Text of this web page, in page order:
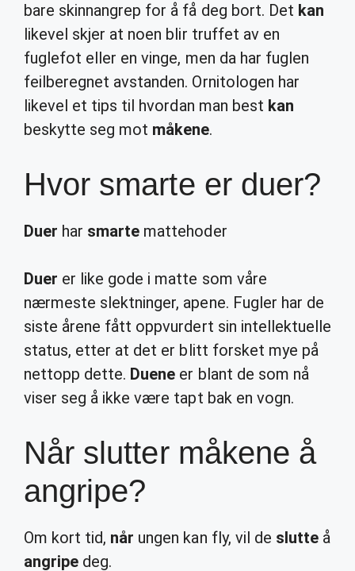
bare skinnangrep for å få deg bort. Det kan
likevel skjer at noen blir truffet av en
fuglefot eller en vinge, men da har fuglen
feilberegnet avstanden. Ornitologen har
likevel et tips til hvordan man best kan
beskytte seg mot måkene.
Hvor smarte er duer?
Duer har smarte mattehoder
Duer er like gode i matte som våre
nærmeste slektninger, apene. Fugler har de
siste årene fått oppvurdert sin intellektuelle
status, etter at det er blitt forsket mye på
nettopp dette. Duene er blant de som nå
viser seg å ikke være tapt bak en vogn.
Når slutter måkene å
angripe?
Om kort tid, når ungen kan fly, vil de slutteå
angripe deg.